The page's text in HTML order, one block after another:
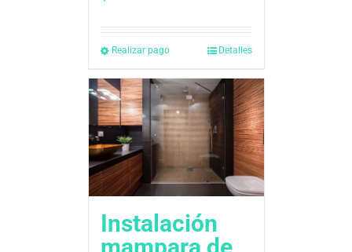
Realizar pago Detalles
Instalación